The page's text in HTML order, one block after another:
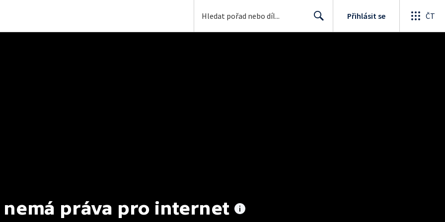
Přihlásit se ČT
nemá práva pro internet